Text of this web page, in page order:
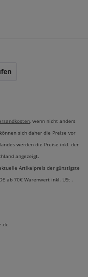
, wenn nicht anders
sich daher die Preise vor
werden die Preise inkl. der
angezeigt.
Artikelpreis der günstigste
ab 70€ Warenwert inkl. USt .